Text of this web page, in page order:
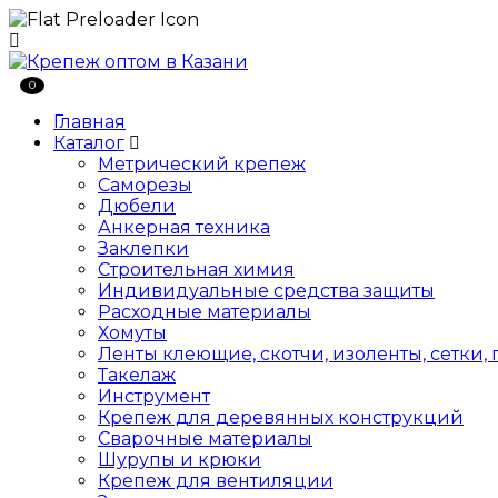
0
Главная
Каталог
Метрический крепеж
Саморезы
Дюбели
Анкерная техника
Заклепки
Строительная химия
Индивидуальные средства защиты
Расходные материалы
Хомуты
Ленты клеющие, скотчи, изоленты, сетки,
Такелаж
Инструмент
Крепеж для деревянных конструкций
Сварочные материалы
Шурупы и крюки
Крепеж для вентиляции